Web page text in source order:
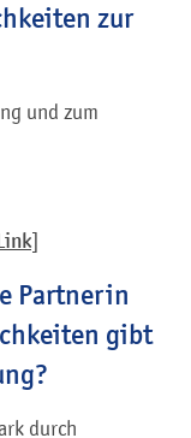
zur
und zum
]
Partnerin
gibt
durch